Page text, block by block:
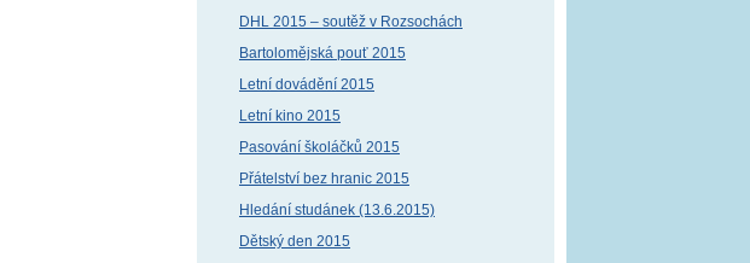
DHL 2015 – soutěž v Rozsochách
Bartolomějská pouť 2015
Letní dovádění 2015
Letní kino 2015
Pasování školáčků 2015
Přátelství bez hranic 2015
Hledání studánek (13.6.2015)
Dětský den 2015